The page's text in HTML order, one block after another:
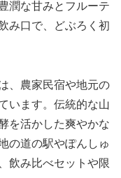
潤な甘みとフルーテ
み口で、どぶろく初
、農家民宿や地元の
います。伝統的な山
を活かした爽やかな
の道の駅やぽんしゅ
飲み比べセットや限